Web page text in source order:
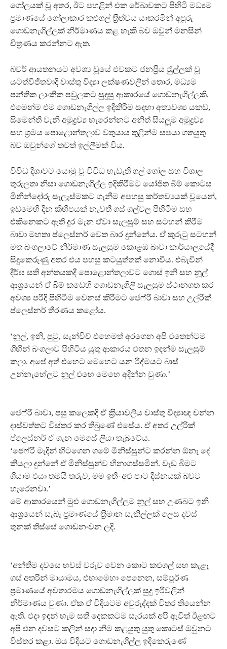
ගෝලයක් වූ අතර, ඊට පහළින් එක රේඛාවකට පිහිටි මධ්‍යම
ප‍්‍රමාණයේ ගෝලාකාර කළුගල් ත‍්‍රිත්වය යාකරමින් අපූරු
ගොඩනැගිල්ලක් නිර්මාණය කළ හැකි බව ඔවුන් මනසින්
චිත‍්‍රණය කරන්නට ඇත.
බවර් ආයතනයට අවශ්‍ය වූයේ එවකට ජනප‍්‍රිය රැුල්ලක් වූ
යටත්විජිතවාදී වාස්තු විද්‍යා ලක්ෂණවලින් තොර, මධ්‍යම
පන්තික ලාංකික පවුලකට සුදුසු ආකාරයේ ගොඩනැගිල්ලකි.
එමෙන්ම එම ගොඩනැගිල්ල ඉදිකිරීම සඳහා අත්‍යවශ්‍ය යකඩ,
සිමෙන්ති වැනි අමුද්‍රව්‍ය හැරෙන්නට අනිත් සියලූම අමුද්‍රව්‍ය
සහ ශ‍්‍රමය පොළොන්තලාව වතුයාය තුළින්ම සපයා ගතයුතු
බව ඔවුන්ගේ තවත් ඉල්ලීමක් විය.
විවිධ දිශාවට යොමු වූ විවිධ හැඩැති ගල් ගෝල සහ විශාල
තුරුලතා නිසා ගොඩනැගිල්ල ඉදිකිරීමට යෝජිත බිම් කොටස
මිනින්දෝරු සැලැස්මකට ගැනීම අපහසු කර්තව්‍යයක් වූයෙන්,
ඉඩමෙහි දින කිහිපයක් නැවතී ගස් ගල්වල පිහිටීම සහ
එකිනෙකට ඇති දුර මැන ඒවා සැලසුම් සහ සටහන් කිරීම
බාවා මහතා ප්ලෙස්නර් වෙත බාර දුන්නේය. ඒ කුරුටු සටහන්
මත බංගලාවේ නිර්මාණ සැලසුම කොළඹ බාවා කාර්යාලයේදී
සිදුකෙරුණු අතර එය පහසු කටයුත්තක් නොවීය. එබැවින්
දීර්ඝ සති අන්තයකදී පොළොන්තලාවට ගොස් ඉනි සහ නූල්
ආශ‍්‍රයෙන් ඒ බිම් කඩෙහි ගොඩනැගිලි සැලසුම ස්ථානගත කර
අවශ්‍ය පරිදි පිහිටීම වෙනස් කිරීමට ජෙෆ්රි බාවා සහ උල්රික්
ප්ලෙස්නර් තීරණය කළෝය.
‘නූල්, ඉනි, පුටු, සැන්විච් එහෙමත් අරගෙන අපි එතෙන්ටම
ගිහින් බංගලාව පිහිටිය යුතු ආකාරය එතන ඉඳන්ම සැලසුම්
කලා. අපේ අත් එහෙට මෙහෙට යන රිද්මයට බාස්
උන්නැහේලට නූල් එහෙ මෙහෙ අදින්න වුණා.’
ජෙෆ්රි බාවා, පසු කලෙකදී ඒ ක‍්‍රියාවලිය වාස්තු විද්‍යාඥ චන්න
දාස්වත්තට විස්තර කර තිබුණේ එසේය. ඒ අතර උල්රික්
ප්ලෙස්නර් ඒ ගැන මෙසේ ලියා තැබුවේය.
‘ජෙෆ්රි මැදින් හිටගෙන ගමේ මිනිස්සුන්ට කරන්න ඕනෑ දේ
කියලා දුන්නේ ඒ මිනිස්සුන්ව හිනාගස්සමින්. වැඩ බිමට
ගියාම එයා තමයි තරුව, මම ඉතිං අළු පාට දිස්නයක් බවට
හැරෙනවා.’
මේ ආකාරයෙන් මුළු ගොඩනැගිල්ලම නූල් සහ උණබට ඉනි
ආශ‍්‍රයෙන් සැබෑ ප‍්‍රමාණයේ ත‍්‍රිමාන සැකිල්ලක් ලෙස දවස්
තුනක් තිස්සේ ගොඩනංවන ලදි.
‘අන්තිම දවසෙ හවස් වරුව වෙන කොට කළුගල් සහ කැළෑ
ගස් අතරින් මායාමය, එහාමෙහා පෙනෙන, සම්පූර්ණ
ප‍්‍රමාණයේ අවතාරමය ගොඩනැගිල්ලක් සුදු ඉරිවලින්
නිර්මාණය වුණා. ඒක ඒ විදියටම අවුරුද්දක් විතර තියෙන්න
ඇති. එදා ඉඳන් හැම සති දෙකකටම සැරයක් අපි ඇවිත් ඊළඟට
අපි එන දවසට කලින් සදා නිම කළයුතු යුතු කොටස් ඔවුනට
විස්තර කළා. ඔය විදියට ගොඩනැගිල්ල ඉදිකෙරුණේ